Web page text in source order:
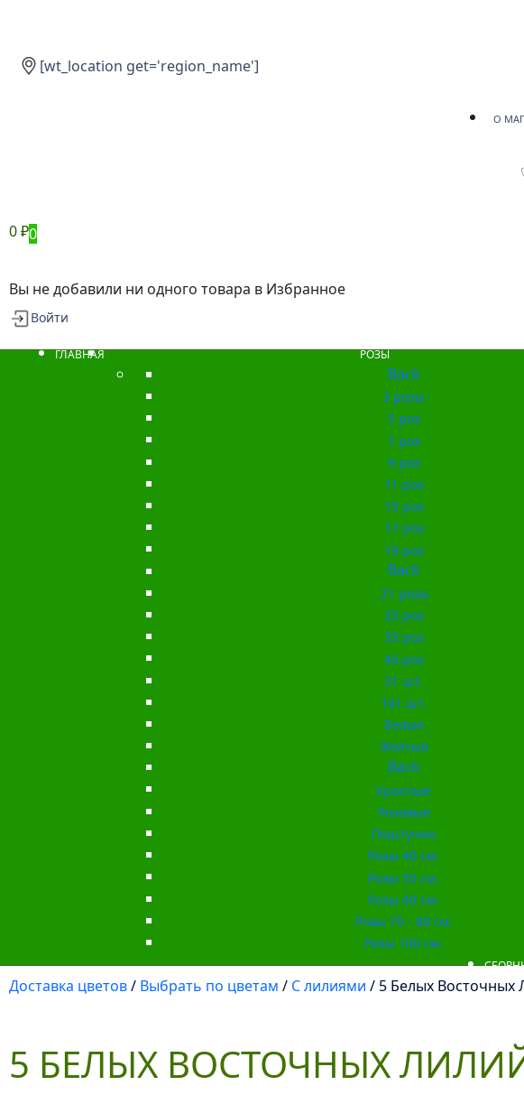
[wt_location get='region_name']
О
0₽0
Вы не добавили ни одного товара в Избранное
Войти
ГЛАВНАЯ РОЗЫ
Back
3 розы
5 роз
7 роз
9 роз
11 роз
15 роз
17 роз
19 роз
Back
21 роза
25 роз
35 роз
45 роз
51 шт.
101 шт.
Белые
Жёлтые
Back
Красные
Розовые
Поштучно
Розы 40 см.
Розы 50 см.
Розы 60 см.
Розы 70 - 80 см.
Розы 100 см.
Доставка цветов/ Выбрать по цветам / С лилиями / 5 Белых Восточных
5 БЕЛЫХ ВОСТОЧНЫХ